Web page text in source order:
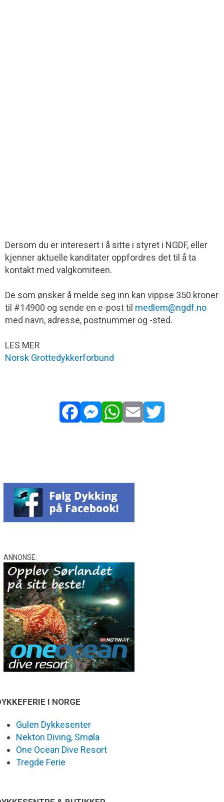
Dersom du er interesert i å sitte i styret i NGDF, eller
kjenner aktuelle kanditater oppfordres det til å ta
kontakt med valgkomiteen.
De som ønsker å melde seg inn kan vippse 350 kroner
til #14900 og sende en e-post til medlem@ngdf.no
med navn, adresse, postnummer og -sted.
LES MER
Norsk Grottedykkerforbund
ANNONSE:
I NORGE
Gulen Dykkesenter
Nekton Diving, Smøla
One Ocean Dive Resort
Tregde Ferie